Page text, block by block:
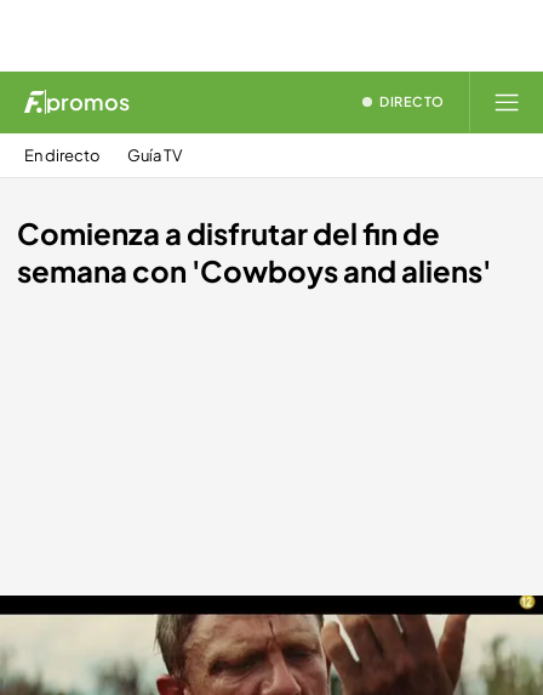
promos DIRECTO
En directo Guía TV
Comienza a disfrutar del fin de
semana con 'Cowboys and aliens'
21 MAR 2018 - 10:11h.